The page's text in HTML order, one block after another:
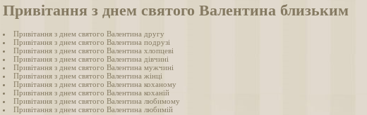
Привітання з днем святого Валентина близьким
Привітання з днем святого Валентина другу
Привітання з днем святого Валентина подрузі
Привітання з днем святого Валентина хлопцеві
Привітання з днем святого Валентина дівчині
Привітання з днем святого Валентина мужчині
Привітання з днем святого Валентина жінці
Привітання з днем святого Валентина коханому
Привітання з днем святого Валентина коханій
Привітання з днем святого Валентина любимому
Привітання з днем святого Валентина любимій